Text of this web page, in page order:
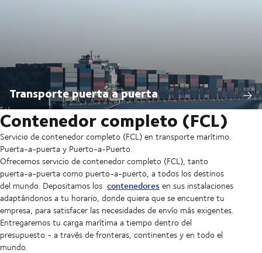
Transporte puerta a puerta
Contenedor completo (FCL)
Servicio de contenedor completo (FCL) en transporte marítimo.
Puerta-a-puerta y Puerto-a-Puerto.
Ofrecemos servicio de contenedor completo (FCL), tanto
puerta-a-puerta como puerto-a-puerto, a todos los destinos
del mundo. Depositamos los contenedores en sus instalaciones
adaptándonos a tu horario, donde quiera que se encuentre tu
empresa, para satisfacer las necesidades de envío más exigentes.
Entregaremos tu carga marítima a tiempo dentro del
presupuesto - a través de fronteras, continentes y en todo el
mundo.